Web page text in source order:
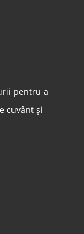
pentru a
cuvânt și